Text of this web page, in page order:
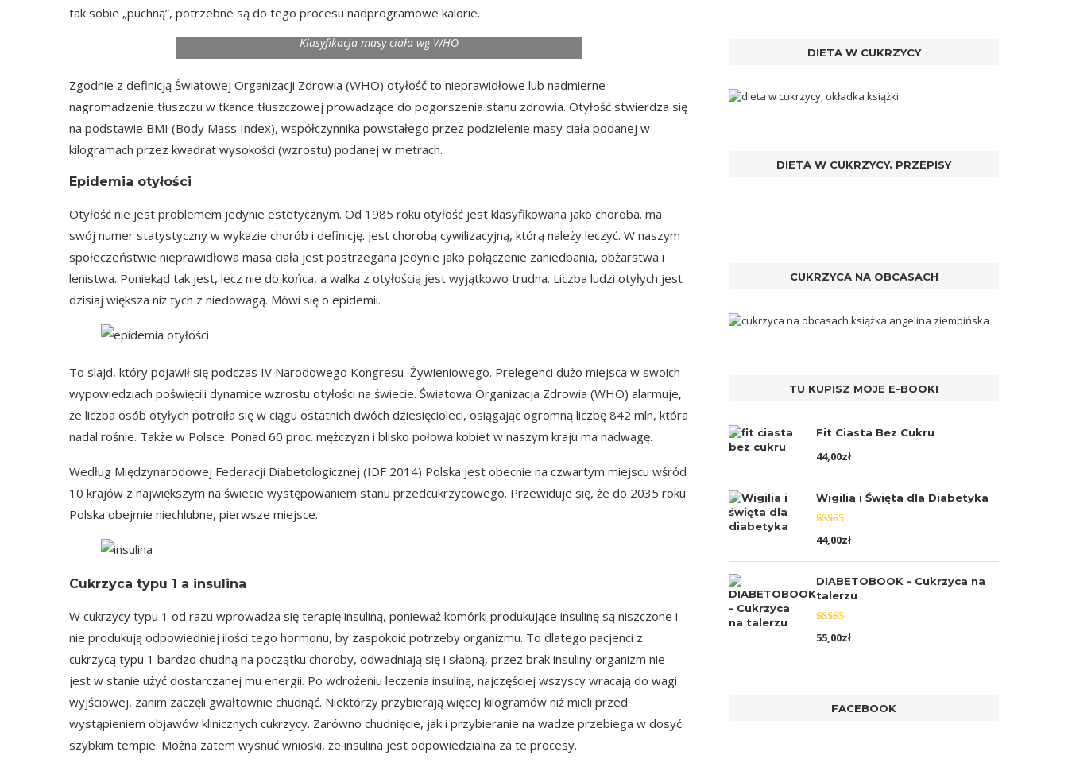
tak sobie „puchną”, potrzebne są do tego procesu nadprogramowe kalorie.
Klasyfikacja masy ciała wg WHO
Zgodnie z definicją Światowej Organizacji Zdrowia (WHO) otyłość to nieprawidłowe lub nadmierne
nagromadzenie tłuszczu w tkance tłuszczowej prowadzące do pogorszenia stanu zdrowia. Otyłość stwierdza się
na podstawie BMI (Body Mass Index), współczynnika powstałego przez podzielenie masy ciała podanej w
kilogramach przez kwadrat wysokości (wzrostu) podanej w metrach.
Epidemia otyłości
Otyłość nie jest problemem jedynie estetycznym. Od 1985 roku otyłość jest klasyfikowana jako choroba. ma
swój numer statystyczny w wykazie chorób i definicję. Jest chorobą cywilizacyjną, którą należy leczyć. W naszym
społeczeństwie nieprawidłowa masa ciała jest postrzegana jedynie jako połączenie zaniedbania, obżarstwa i
lenistwa. Poniekąd tak jest, lecz nie do końca, a walka z otyłością jest wyjątkowo trudna. Liczba ludzi otyłych jest
dzisiaj większa niż tych z niedowagą. Mówi się o epidemii.
To slajd, który pojawił się podczas IV Narodowego Kongresu Żywieniowego. Prelegenci dużo miejsca w swoich
wypowiedziach poświęcili dynamice wzrostu otyłości na świecie. Światowa Organizacja Zdrowia (WHO) alarmuje,
że liczba osób otyłych potroiła się w ciągu ostatnich dwóch dziesięcioleci, osiągając ogromną liczbę 842 mln, która
nadal rośnie. Także w Polsce. Ponad 60 proc. mężczyzn i blisko połowa kobiet w naszym kraju ma nadwagę.
Według Międzynarodowej Federacji Diabetologicznej (IDF 2014) Polska jest obecnie na czwartym miejscu wśród
10 krajów z największym na świecie występowaniem stanu przedcukrzycowego. Przewiduje się, że do 2035 roku
Polska obejmie niechlubne, pierwsze miejsce.
Cukrzyca typu 1 a insulina
W cukrzycy typu 1 od razu wprowadza się terapię insuliną, ponieważ komórki produkujące insulinę są niszczone i
nie produkują odpowiedniej ilości tego hormonu, by zaspokoić potrzeby organizmu. To dlatego pacjenci z
cukrzycą typu 1 bardzo chudną na początku choroby, odwadniają się i słabną, przez brak insuliny organizm nie
jest w stanie użyć dostarczanej mu energii. Po wdrożeniu leczenia insuliną, najczęściej wszyscy wracają do wagi
wyjściowej, zanim zaczęli gwałtownie chudnąć. Niektórzy przybierają więcej kilogramów niż mieli przed
wystąpieniem objawów klinicznych cukrzycy. Zarówno chudnięcie, jak i przybieranie na wadze przebiega w dosyć
szybkim tempie. Można zatem wysnuć wnioski, że insulina jest odpowiedzialna za te procesy.
DIETA W CUKRZYCY
DIETA W CUKRZYCY. PRZEPISY
CUKRZYCA NA OBCASACH
TU KUPISZ MOJE E-BOOKI
Fit Ciasta Bez Cukru
44,00zł
Wigilia i Święta dla Diabetyka
Oceniono
5.00na 5
44,00zł
DIABETOBOOK - Cukrzyca na
talerzu
Oceniono
5.00na 5
55,00zł
FACEBOOK